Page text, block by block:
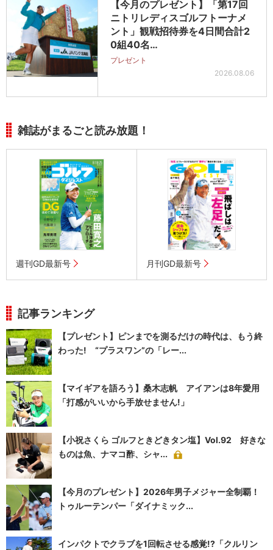
【今月のプレゼント】「第17回
ニトリレディスゴルフトーナメ
ント」観戦招待券を4日間合計2
0組40名…
プレゼント
2026.08.06
雑誌がまるごと読み放題！
週刊GD最新号 月刊GD最新号
記事ランキング
【プレゼント】ピンまでを測るだけの時代は、もう終
わった! “プラスワン”の「レー...
【マイギアを語ろう】桑木志帆 アイアンは8年愛用
「打感がいいから手放せません!」
【小祝さくら ゴルフときどきタン塩】Vol.92 好きな
ものは魚、ナマコ酢、シャ...
【今月のプレゼント】2026年男子メジャー全制覇！
トゥルーテンパー「ダイナミック...
インパクトでクラブを1回転させる感覚!?「クルリン